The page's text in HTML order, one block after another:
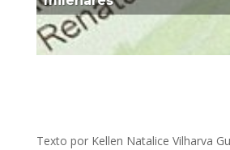
Texto por Kellen Natalice Vilharva